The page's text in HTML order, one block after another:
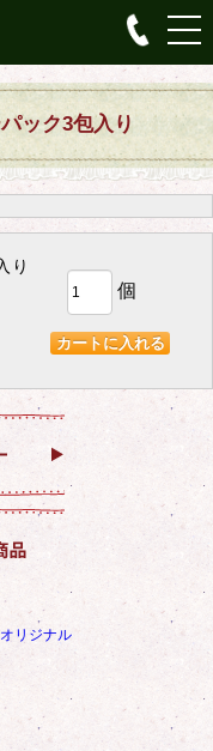
ック3包入り
り
個
リジナル